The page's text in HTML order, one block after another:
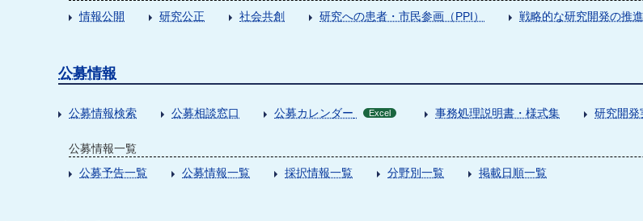
情報公開
研究公正 社会共創 研究への患者・市民参画（PPI） 戦略的な研究開発の推進
公募情報
公募情報検索 公募相談窓口 公募カレンダー Excel 事務処理説明書・様式集 研究開発
公募情報一覧
公募予告一覧
公募情報一覧 採択情報一覧 分野別一覧 掲載日順一覧